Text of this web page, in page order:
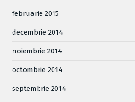
februarie 2015
decembrie 2014
noiembrie 2014
octombrie 2014
septembrie 2014